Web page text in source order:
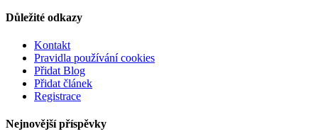
Důležité odkazy
Kontakt
Pravidla používání cookies
Přidat Blog
Přidat článek
Registrace
Nejnovější příspěvky